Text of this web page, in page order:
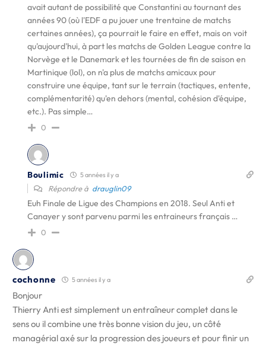
avait autant de possibilité que Constantini au tournant des
années 90 (où l'EDF a pu jouer une trentaine de matchs
certaines années), ça pourrait le faire en effet, mais on voit
qu'aujourd'hui, à part les matchs de Golden League contre la
Norvège et le Danemark et les tournées de fin de saison en
Martinique (lol), on n'a plus de matchs amicaux pour
construire une équipe, tant sur le terrain (tactiques, entente,
complémentarité) qu'en dehors (mental, cohésion d'équipe,
etc.). Pas simple…
0
Boulimic 5 années il y a
Répondre à drauglin09
Euh Finale de Ligue des Champions en 2018. Seul Anti et
Canayer y sont parvenu parmi les entraineurs français …
0
cochonne 5 années il y a
Bonjour
Thierry Anti est simplement un entraîneur complet dans le
sens ou il combine une très bonne vision du jeu, un côté
managérial axé sur la progression des joueurs et pour finir un